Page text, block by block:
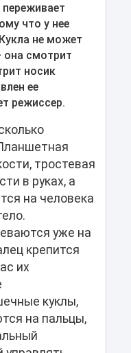
что у нее
не может
она смотрит
носик
ее
режиссер.
тростевая
в руках, а
на человека
уже на
крепится
их
куклы,
на пальцы,